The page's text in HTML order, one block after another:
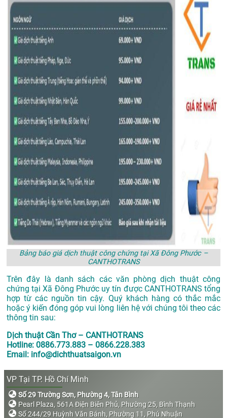
Bảng báo giá dịch thuật công chứng tại Xã Đông Phước –
CANTHOTRANS
Trên đây là danh sách các văn phòng dịch thuật công
chứng tại Xã Đông Phước uy tín được CANTHOTRANS tổng
hợp từ các nguồn tin cậy. Quý khách hàng có thắc mắc
hoặc ý kiến đóng góp vui lòng liên hệ với chúng tôi theo các
thông tin sau:
Dịch thuật Cần Thơ – CANTHOTRANS
Hotline: 0886.773.883 – 0866.228.383
Email: info@dichthuatsaigon.vn
VP Tại TP. Hồ Chí Minh
Số 29 Trường Sơn, Phường 4, Tân Bình
Pearl Plaza, 561A Điện Biên Phủ, Phường 25, Bình Thạnh
Số 244/29 Huỳnh Văn Bánh, Phường 11, Phú Nhuận